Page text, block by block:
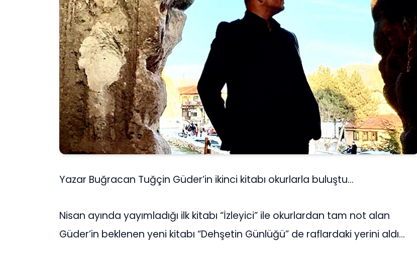
Yazar Buğracan Tuğçin Güder’in ikinci kitabı okurlarla buluştu…
Nisan ayında yayımladığı ilk kitabı “İzleyici” ile okurlardan tam not alan
Güder’in beklenen yeni kitabı “Dehşetin Günlüğü” de raflardaki yerini aldı…